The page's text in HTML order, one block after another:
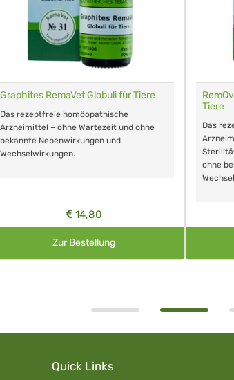
Graphites RemaVet Globuli für Tiere
Das rezeptfreie homöopathische
Arzneimittel – ohne Wartezeit und ohne
bekannte Nebenwirkungen und
Wechselwirkungen.
14,80
Zur Bestellung
Tiere
Das
ohne
Quick Links